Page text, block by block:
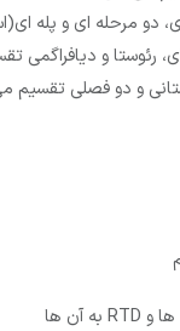
دو مرحله ای و پله
رئوستا و دیافراگمی
و دو فصلی تقسیم